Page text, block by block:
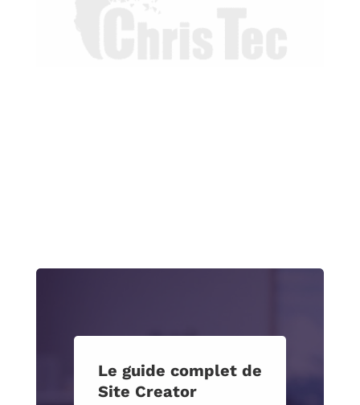
Le guide complet de
Site Creator